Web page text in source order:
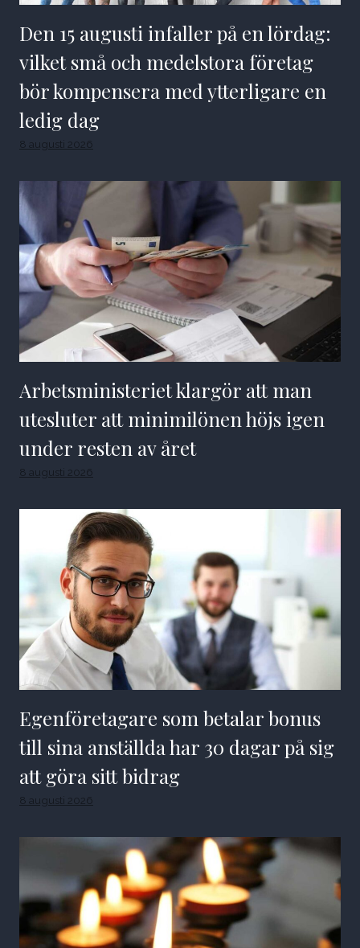
Den 15 augusti infaller på en lördag:
vilket små och medelstora företag
bör kompensera med ytterligare en
ledig dag
8 augusti 2026
Arbetsministeriet klargör att man
utesluter att minimilönen höjs igen
under resten av året
8 augusti 2026
Egenföretagare som betalar bonus
till sina anställda har 30 dagar på sig
att göra sitt bidrag
8 augusti 2026